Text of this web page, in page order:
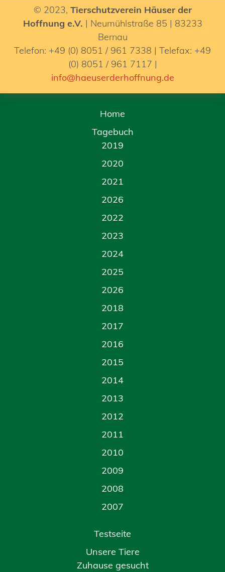
© 2023, Tierschutzverein Häuser der
Hoffnung e.V. | Neumühlstraße 85 | 83233
Bernau
Telefon: +49 (0) 8051 / 961 7338 | Telefax: +49
(0) 8051 / 961 7117 |
info@haeuserderhoffnung.de
Home
Tagebuch
2019
2020
2021
2026
2022
2023
2024
2025
2026
2018
2017
2016
2015
2014
2013
2012
2011
2010
2009
2008
2007
Testseite
Unsere Tiere
Zuhause gesucht